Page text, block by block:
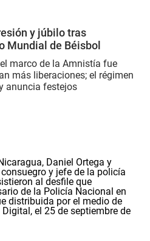
y júbilo tras
Mundial de Béisbol
marco de la Amnistía fue
más liberaciones; el régimen
anuncia festejos